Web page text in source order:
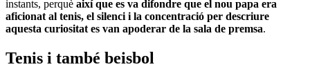
instants, perquè així que es va difondre que el nou papa era
aficionat al tenis, el silenci i la concentració per descriure
aquesta curiositat es van apoderar de la sala de premsa.
Tenis i també beisbol